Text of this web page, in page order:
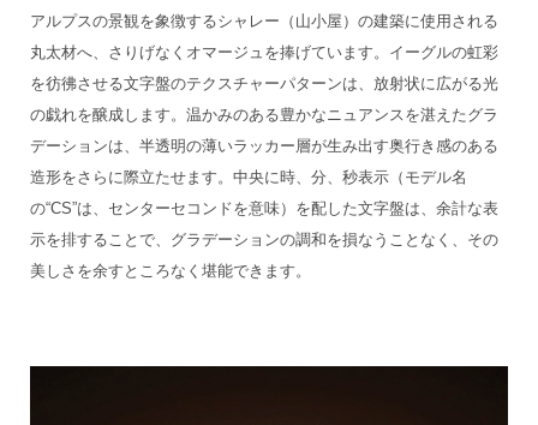
アルプスの景観を象徴するシャレー（山小屋）の建築に使用される
丸太材へ、さりげなくオマージュを捧げています。イーグルの虹彩
を彷彿させる文字盤のテクスチャーパターンは、放射状に広がる光
の戯れを醸成します。温かみのある豊かなニュアンスを湛えたグラ
デーションは、半透明の薄いラッカー層が生み出す奥行き感のある
造形をさらに際立たせます。中央に時、分、秒表示（モデル名
の“CS”は、センターセコンドを意味）を配した文字盤は、余計な表
示を排することで、グラデーションの調和を損なうことなく、その
美しさを余すところなく堪能できます。